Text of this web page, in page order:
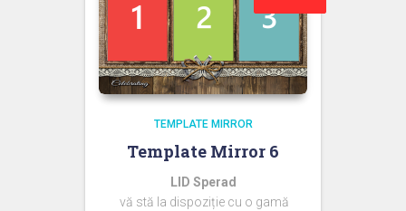
TEMPLATE MIRROR
Template Mirror 6
LID Sperad
vă stă la dispoziție cu o gamă